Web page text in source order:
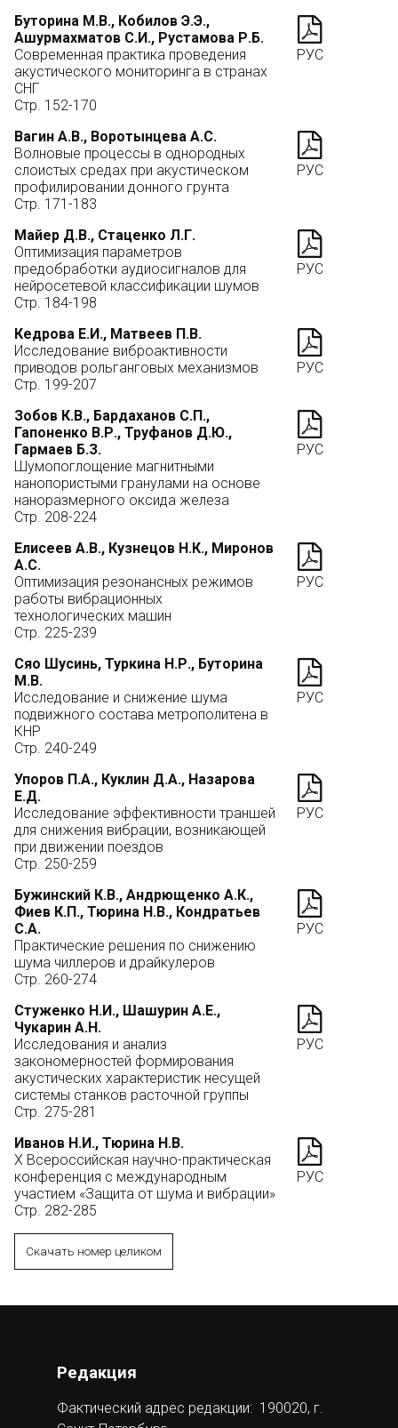
Буторина М.В., Кобилов Э.Э.,
Ашурмахматов С.И., Рустамова Р.Б.
Современная практика проведения
акустического мониторинга в странах
СНГ
Стр. 152-170
РУС
Вагин А.В., Воротынцева А.С.
Волновые процессы в однородных
слоистых средах при акустическом
профилировании донного грунта
Стр. 171-183
РУС
Майер Д.В., Стаценко Л.Г.
Оптимизация параметров
предобработки аудиосигналов для
нейросетевой классификации шумов
Стр. 184-198
РУС
Кедрова Е.И., Матвеев П.В.
Исследование виброактивности
приводов рольганговых механизмов
Стр. 199-207
РУС
Зобов К.В., Бардаханов С.П.,
Гапоненко В.Р., Труфанов Д.Ю.,
Гармаев Б.З.
Шумопоглощение магнитными
нанопористыми гранулами на основе
наноразмерного оксида железа
Стр. 208-224
РУС
Елисеев А.В., Кузнецов Н.К., Миронов
А.С.
Оптимизация резонансных режимов
работы вибрационных
технологических машин
Стр. 225-239
РУС
Сяо Шусинь, Туркина Н.Р., Буторина
М.В.
Исследование и снижение шума
подвижного состава метрополитена в
КНР
Стр. 240-249
РУС
Упоров П.А., Куклин Д.А., Назарова
Е.Д.
Исследование эффективности траншей
для снижения вибрации, возникающей
при движении поездов
Стр. 250-259
РУС
Бужинский К.В., Андрющенко А.К.,
Фиев К.П., Тюрина Н.В., Кондратьев
С.А.
Практические решения по снижению
шума чиллеров и драйкулеров
Стр. 260-274
РУС
Стуженко Н.И., Шашурин А.Е.,
Чукарин А.Н.
Исследования и анализ
закономерностей формирования
акустических характеристик несущей
системы станков расточной группы
Стр. 275-281
РУС
Иванов Н.И., Тюрина Н.В.
Х Всероссийская научно-практическая
конференция с международным
участием «Защита от шума и вибрации»
Стр. 282-285
РУС
Скачать номер целиком
Редакция
Фактический адрес редакции: 190020, г.